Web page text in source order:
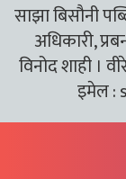
साझा बिसौनी
अधिकारी,
विनोद शाही ।
इमेल :